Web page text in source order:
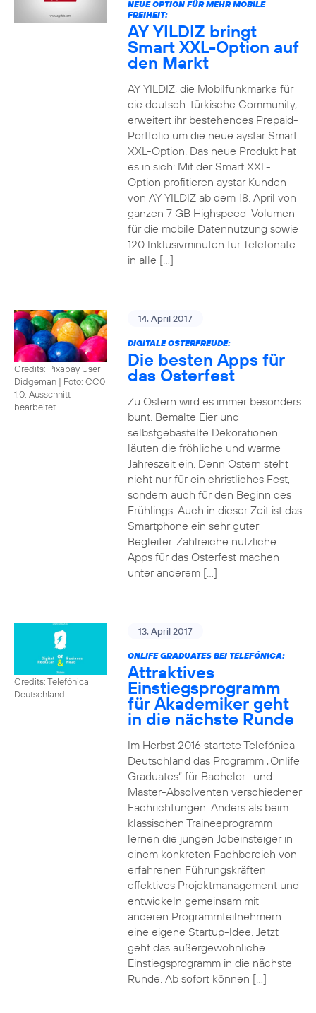
NEUE OPTION FÜR MEHR MOBILE
FREIHEIT:
AY YILDIZ bringt
Smart XXL-Option auf
den Markt
AY YILDIZ, die Mobilfunkmarke für
die deutsch-türkische Community,
erweitert ihr bestehendes Prepaid-
Portfolio um die neue aystar Smart
XXL-Option. Das neue Produkt hat
es in sich: Mit der Smart XXL-
Option profitieren aystar Kunden
von AY YILDIZ ab dem 18. April von
ganzen 7 GB Highspeed-Volumen
für die mobile Datennutzung sowie
120 Inklusivminuten für Telefonate
in alle […]
Credits: Pixabay User
Didgeman | Foto: CC0
1.0, Ausschnitt
bearbeitet
14. April 2017
DIGITALE OSTERFREUDE:
Die besten Apps für
das Osterfest
Zu Ostern wird es immer besonders
bunt. Bemalte Eier und
selbstgebastelte Dekorationen
läuten die fröhliche und warme
Jahreszeit ein. Denn Ostern steht
nicht nur für ein christliches Fest,
sondern auch für den Beginn des
Frühlings. Auch in dieser Zeit ist das
Smartphone ein sehr guter
Begleiter. Zahlreiche nützliche
Apps für das Osterfest machen
unter anderem […]
Credits: Telefónica
Deutschland
13. April 2017
ONLIFE GRADUATES BEI TELEFÓNICA:
Attraktives
Einstiegsprogramm
für Akademiker geht
in die nächste Runde
Im Herbst 2016 startete Telefónica
Deutschland das Programm „Onlife
Graduates“ für Bachelor- und
Master-Absolventen verschiedener
Fachrichtungen. Anders als beim
klassischen Traineeprogramm
lernen die jungen Jobeinsteiger in
einem konkreten Fachbereich von
erfahrenen Führungskräften
effektives Projektmanagement und
entwickeln gemeinsam mit
anderen Programmteilnehmern
eine eigene Startup-Idee. Jetzt
geht das außergewöhnliche
Einstiegsprogramm in die nächste
Runde. Ab sofort können […]